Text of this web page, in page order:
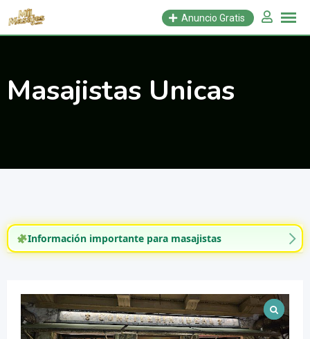
Saltar
Anuncio Gratis
Masajistas Unicas
Información importante para masajistas